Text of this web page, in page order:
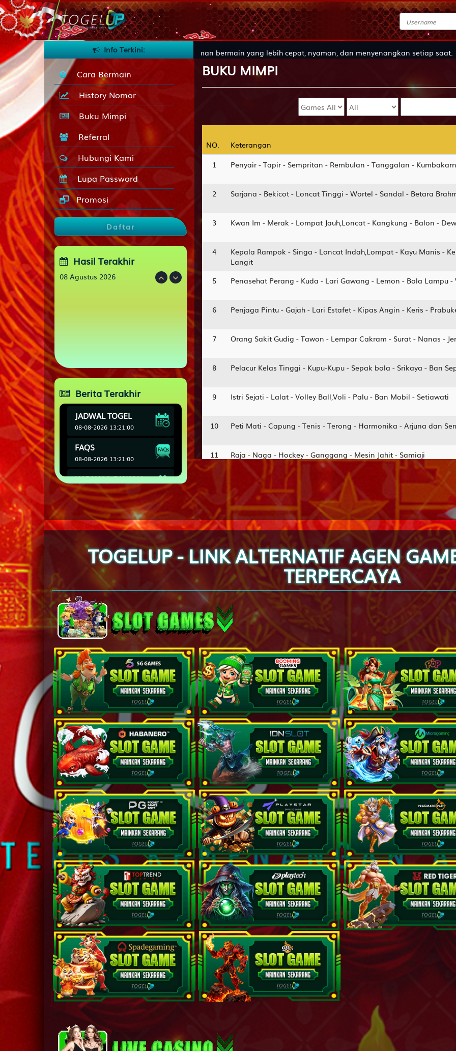
Info Terkini:
Temukan pengalaman bermain yang lebih cepat, nyaman, dan menyenangkan setiap saat.
Cara Bermain
History Nomor
Buku Mimpi
Referral
Hubungi Kami
Lupa Password
Promosi
Daftar
Hasil Terakhir
08 Agustus 2026
Berita Terakhir
JADWAL TOGEL
08-08-2026 13:21:00
FAQS
08-08-2026 13:21:00
HADIAH & DISKON
08-08-2026 13:21:00
JADWAL BANK
08-08-2026 13:21:00
BUKU MIMPI
NO. Keterangan
NO. Keterangan
1
Penyair - Tapir - Sempritan - Rembulan - Tanggalan -
2
Sarjana - Bekicot - Loncat Tinggi - Wortel - Sandal - Betara
3
Kwan Im - Merak - Lompat Jauh,Loncat - Kangkung - Balon -
4
Kepala Rampok - Singa - Loncat Indah,Lompat - Kayu Manis -
Langit
5
Penasehat Perang - Kuda - Lari Gawang - Lemon - Bola Lampu
6
Penjaga Pintu - Gajah - Lari Estafet - Kipas Angin - Keris -
7
Orang Sakit Gudig - Tawon - Lempar Cakram - Surat - Nanas -
8
Pelacur Kelas Tinggi - Kupu-Kupu - Sepak bola - Srikaya - Ban
9
Istri Sejati - Lalat - Volley Ball,Voli - Palu - Ban Mobil - Setiawati
10
Peti Mati - Capung - Tenis - Terong - Harmonika - Arjuna dan
11
Raja - Naga - Hockey - Ganggang - Mesin Jahit - Samiaji
Wanita Cantik - Kura-Kura - Bola Sodok - Sabun Bubuk - Otak -
13
Ahli Nujum - Ular - Yudo - Kamar Mandi - Tali - Abiyasa
14
Orang Buta - Rusa - Silat - Jamu - Paru-Paru - Destarata
Pendeta Wanita - Musang - Balap Sepeda - Manggis - Rumah
16
Orang Bongkok - Ikan Gabus - Balap Mobil - Anggur - B.H,BH,Bra
17
Penolong - Gelatik - Golf - Tang - Peci - Widura
18
Putri Raja - Cendrawasih - Balap Sepeda Motor - Engsel - Drum -
19
Kekasih - Kalajengking - Balap Kuda - Topi - Bemo - Narasuma
20
Pahlawan - Kepiting - Lompat Kuda - Lilin - Sabuk - Warsaya
21
Jejaka Tua - Buaya - Gerak Jalan - Catur - Dokter - Lesmana
22
Janda Muda - Ikan Suro - Anggar - Mawar - Grendel - Sumbadra
23
Berandal - Badak - Ski Air - Seruling - Sisir - Citraksa
24
Pengembara - Banteng - Terbang Layang - Kendi - Tas - Rama
25
Nenek Moyang - Orang Utan - Terjun Bebas - Sikat - Toko -
26
Putri Raja - Cendrawasih - Balap Sepeda Motor - Engsel - Drum -
27
Si Ceroboh - Landak - Main Catur - Garuk - Gedung Bioskop -
28
Anak Sakti - Ulat Sutera - Layang-Layang - Sepatu - Ranjang -
29
Penari - Cumi-Cumi - Main Kelereng - Rumah - Sekolahan - Selir
Penjual Daging - Burung Onta - Engrang,Egrang - Sendok -
31
Pemburu - Macan Tutul - Lempar Karet - Sumur - Baju - Pandu
TOGELUP - LINK ALTERNATIF AGEN
TERPERCAYA